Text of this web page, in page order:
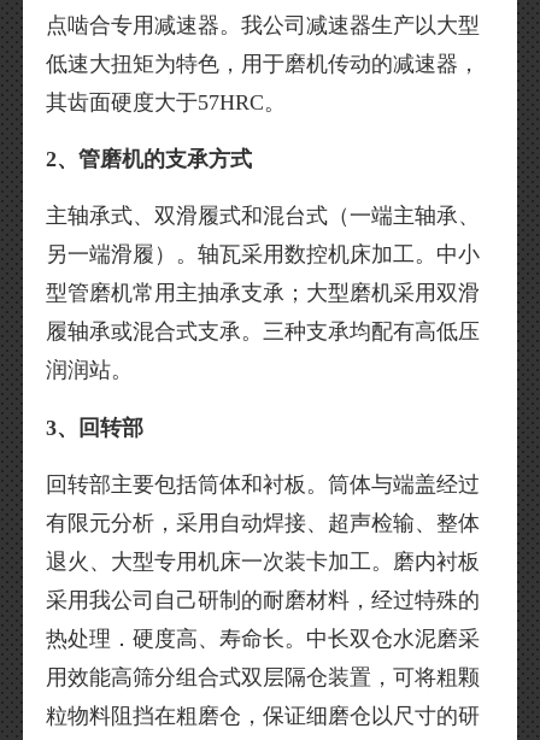
点啮合专用减速器。我公司减速器生产以大型
低速大扭矩为特色，用于磨机传动的减速器，
其齿面硬度大于57HRC。
2、管磨机的支承方式
主轴承式、双滑履式和混台式（一端主轴承、
另一端滑履）。轴瓦采用数控机床加工。中小
型管磨机常用主抽承支承；大型磨机采用双滑
履轴承或混合式支承。三种支承均配有高低压
润润站。
3、回转部
回转部主要包括筒体和衬板。筒体与端盖经过
有限元分析，采用自动焊接、超声检输、整体
退火、大型专用机床一次装卡加工。磨内衬板
采用我公司自己研制的耐磨材料，经过特殊的
热处理．硬度高、寿命长。中长双仓水泥磨采
用效能高筛分组合式双层隔仓装置，可将粗颗
粒物料阻挡在粗磨仓，保证细磨仓以尺寸的研